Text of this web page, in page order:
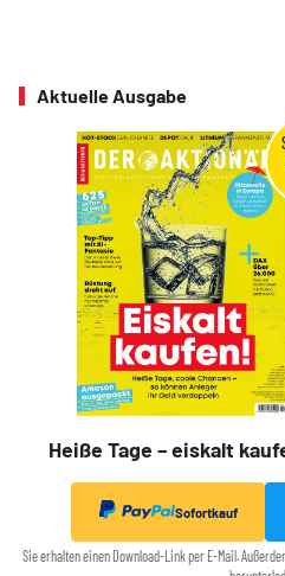
Aktuelle Ausgabe
Heiße Tage – eiskalt
Sofortkauf
Sie erhalten einen Download-Link per E-Mail.